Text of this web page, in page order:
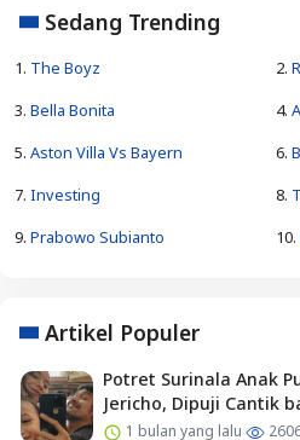
Sedang Trending
1. The Boyz 2.
3. Bella Bonita 4.
5. Aston Villa Vs Bayern 6.
7. Investing 8.
9. Prabowo Subianto 10.
Artikel Populer
Potret Surinala Anak
Jericho, Dipuji Cantik
1 bulan yang lalu